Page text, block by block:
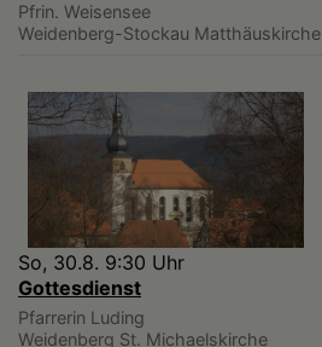
Pfrin. Weisensee
Weidenberg-Stockau Matthäuskirche
So, 30.8. 9:30 Uhr
Gottesdienst
Pfarrerin Luding
Weidenberg St. Michaelskirche